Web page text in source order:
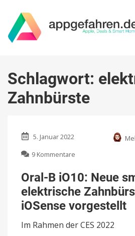
Schlagwort:
Zahnbürste
5. Januar 2022
Mel
9 Kommentare
B
iO10:
Neue
smarte
elektrische
Zahnbürste
mit
Oral-B iO10: Neue
elektrische
iOSense vorgestellt
Im Rahmen der CES 2022